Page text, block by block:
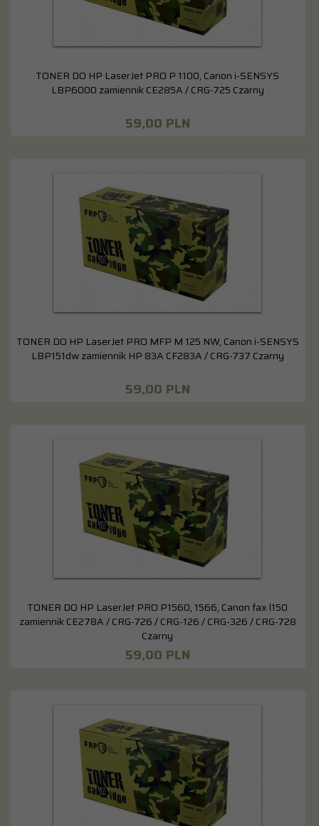
TONER DO HP LaserJet PRO P 1100, Canon i-SENSYS
LBP6000 zamiennik CE285A / CRG-725 Czarny
59,00 PLN
TONER DO HP LaserJet PRO MFP M 125 NW, Canon i-SENSYS
LBP151dw zamiennik HP 83A CF283A / CRG-737 Czarny
59,00 PLN
TONER DO HP LaserJet PRO P1560, 1566, Canon fax l150
zamiennik CE278A / CRG-726 / CRG-126 / CRG-326 / CRG-728
Czarny
59,00 PLN